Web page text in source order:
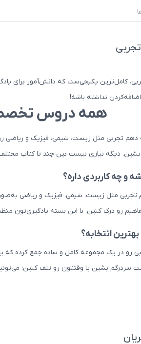
پکیجی‌ست که دانش‌آموز برای
نداشته باشه!
همه دروس
تجربی مثل زیست، شیمی، فیزیک و ریاضی رو
دیگه نیازی نیست بین چند تا کتاب مختلف
چه کاربردی داره؟
مثل زیست، شیمی، فیزیک و ریاضی
رو درک کنین. با این بسته یادگیری‌تون
انتخابه؟
یک مجموعه کامل و ساده جمع کرده که
سردرگم بشین یا وقتتون رو تلف کنین؛